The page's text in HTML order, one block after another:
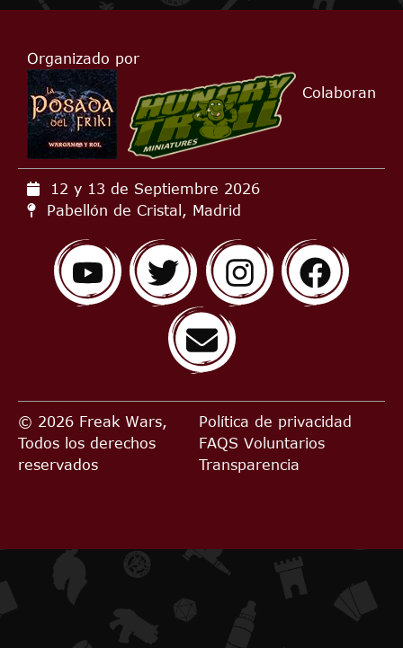
Organizado por
Colaboran
12 y 13 de Septiembre 2026
Pabellón de Cristal, Madrid
© 2026 Freak Wars,
Todos los derechos
reservados
Política de privacidad
FAQS Voluntarios
Transparencia